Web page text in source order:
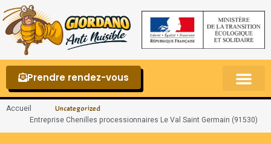
Prendre rendez-vous
Accueil Uncategorized
Entreprise Chenilles processionnaires Le Val Saint Germain (91530)